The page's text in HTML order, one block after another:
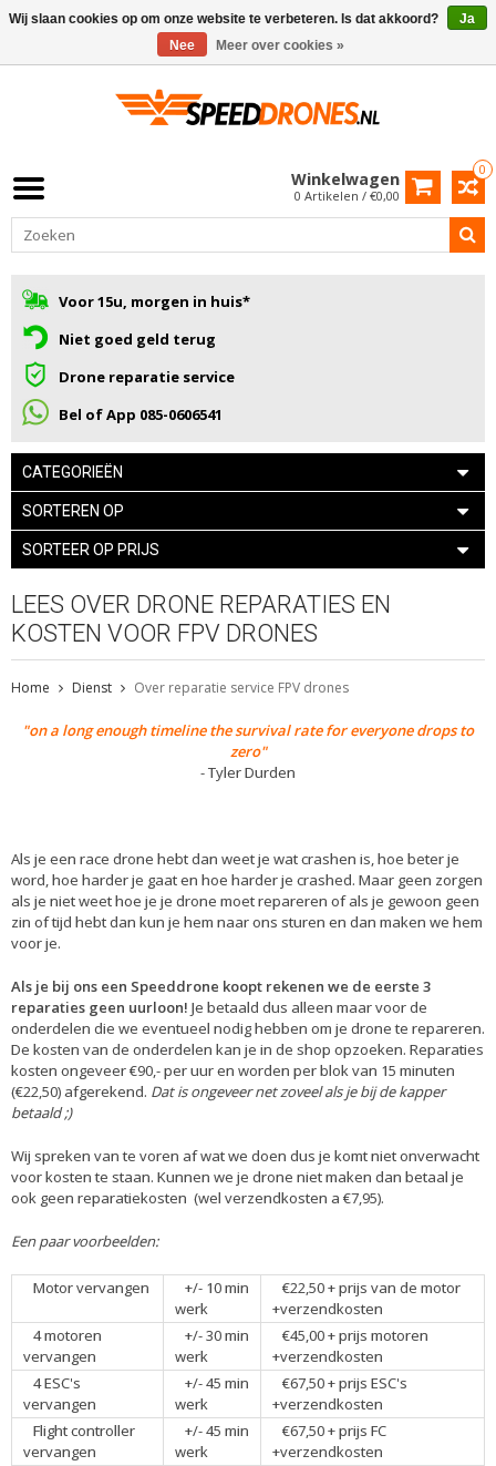
0
Winkelwagen
0 Artikelen / €0,00
Voor 15u, morgen in huis*
Niet goed geld terug
Drone reparatie service
Bel of App 085-0606541
CATEGORIEËN
SORTEREN OP
SORTEER OP PRIJS
LEES OVER DRONE REPARATIES EN
KOSTEN VOOR FPV DRONES
Home Dienst Over reparatie service FPV drones
"on a long enough timeline the survival rate for everyone drops to
zero"
- Tyler Durden
Als je een race drone hebt dan weet je wat crashen is, hoe beter je
word, hoe harder je gaat en hoe harder je crashed. Maar geen zorgen
als je niet weet hoe je je drone moet repareren of als je gewoon geen
zin of tijd hebt dan kun je hem naar ons sturen en dan maken we hem
voor je.
Als je bij ons een Speeddrone koopt rekenen we de eerste 3
reparaties geen uurloon! Je betaald dus alleen maar voor de
onderdelen die we eventueel nodig hebben om je drone te repareren.
De kosten van de onderdelen kan je in de shop opzoeken. Reparaties
kosten ongeveer €90,- per uur en worden per blok van 15 minuten
(€22,50) afgerekend. Dat is ongeveer net zoveel als je bij de kapper
betaald ;)
Wij spreken van te voren af wat we doen dus je komt niet onverwacht
voor kosten te staan. Kunnen we je drone niet maken dan betaal je
ook geen reparatiekosten (wel verzendkosten a €7,95).
Een paar voorbeelden:
Motor vervangen
+/- 10 min
werk
€22,50 + prijs van de motor
+verzendkosten
4 motoren
vervangen
+/- 30 min
werk
€45,00 + prijs motoren
+verzendkosten
4 ESC's
vervangen
+/- 45 min
werk
€67,50 + prijs ESC's
+verzendkosten
Flight controller
vervangen
+/- 45 min
werk
€67,50 + prijs FC
+verzendkosten
Wij slaan cookies op om onze website te verbeteren. Is dat akkoord?
Ja
Nee
Meer over cookies »